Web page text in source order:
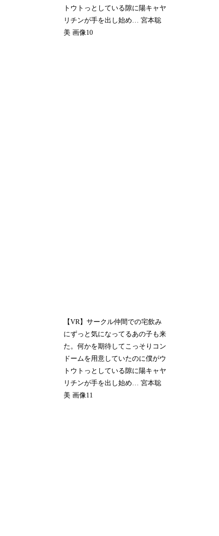
トウトっとしている隙に陽キャヤ
リチンが手を出し始め… 宮本聡
美 画像10
【VR】サークル仲間での宅飲み
にずっと気になってるあの子も来
た。何かを期待してこっそりコン
ドームを用意していたのに僕がウ
トウトっとしている隙に陽キャヤ
リチンが手を出し始め… 宮本聡
美 画像11